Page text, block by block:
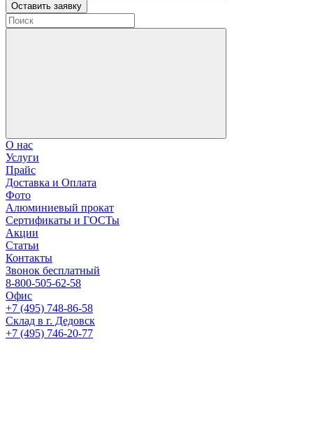
Оставить заявку
О нас
Услуги
Прайс
Доставка и Оплата
Фото
Алюминиевый прокат
Сертификаты и ГОСТы
Акции
Статьи
Контакты
Звонок бесплатный
8-800-505-62-58
Офис
+7 (495) 748-86-58
Склад в г. Дедовск
+7 (495) 746-20-77